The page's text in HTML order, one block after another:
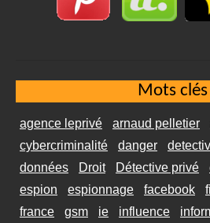
Mots clés
agence leprivé arnaud pelletier
cybercriminalité
danger
données
Droit Détective privé
espion
espionnage facebook
france
gsm ie influence